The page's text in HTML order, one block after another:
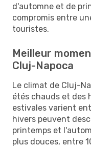
d'automne et de
compromis entre
touristes.
Meilleur
Cluj-Napoca
Le climat de Cluj-
étés chauds et des
estivales varient
hivers peuvent
printemps et
plus douces, entre